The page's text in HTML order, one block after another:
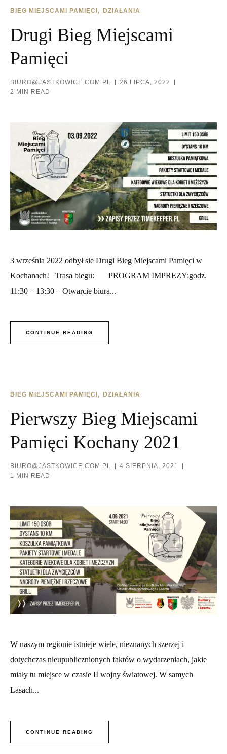
BIEG MIEJSCAMI PAMIĘCI DZIAŁANIA
Drugi Bieg Miejscami
Pamięci
BIURO@JASTKOWICE.COM.PL
26 LIPCA, 2022
2 MIN READ
3 września 2022 odbył sie Drugi Bieg Miejscami Pamięci w
Kochanach! Trasa biegu: PROGRAM IMPREZY:godz.
11:30 – 13:30 – Otwarcie biura...
CONTINUE READING
BIEG MIEJSCAMI PAMIĘCI DZIAŁANIA
Pierwszy Bieg Miejscami
Pamięci Kochany 2021
BIURO@JASTKOWICE.COM.PL
4 SIERPNIA, 2021
1 MIN READ
W naszym regionie istnieje wiele, nieznanych szerzej i
dotychczas nieupublicznionych faktów o wydarzeniach, jakie
miały tu miejsce w czasie II wojny światowej. W samych
Lasach...
CONTINUE READING